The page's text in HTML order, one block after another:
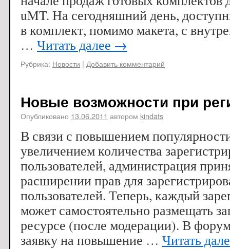
uMT. На сегодняшний день,
в комплект, помимо макета, с
… Читать далее →
Рубрика: Новости | Добавить комментарий
Новые возможности при
Опубликовано 13.06.2011 автором kindats
В связи с повышением
увеличением количества
пользователей, администрация
расширении прав для
пользователей. Теперь, каждый
может самостоятельно размещать
ресурсе (после модерации). В
заявку на повышение … Читать